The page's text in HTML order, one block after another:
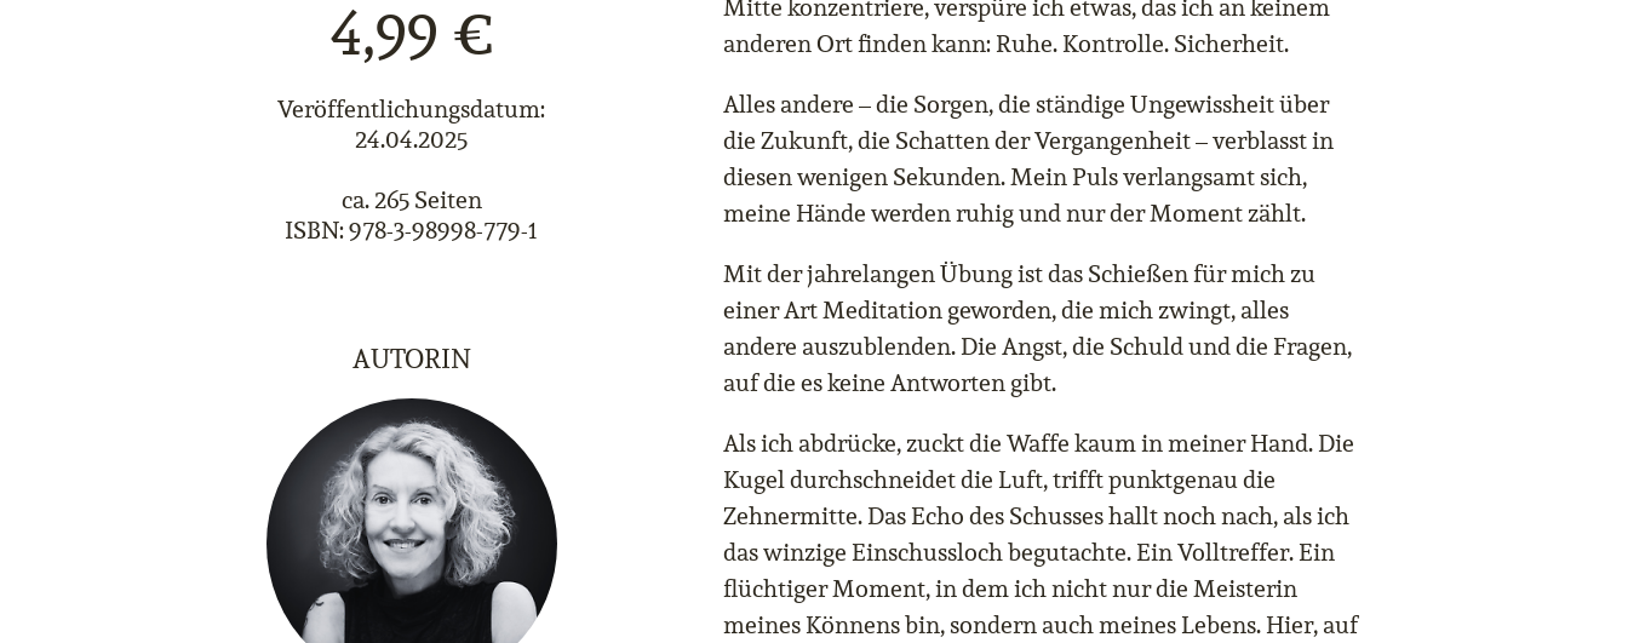
4,99 €
Veröffentlichungsdatum:
24.04.2025
ca. 265 Seiten
ISBN: 978-3-98998-779-1
AUTORIN
Mitte konzentriere, verspüre ich etwas, das ich an keinem
anderen Ort finden kann: Ruhe. Kontrolle. Sicherheit.
Alles andere – die Sorgen, die ständige Ungewissheit über
die Zukunft, die Schatten der Vergangenheit – verblasst in
diesen wenigen Sekunden. Mein Puls verlangsamt sich,
meine Hände werden ruhig und nur der Moment zählt.
Mit der jahrelangen Übung ist das Schießen für mich zu
einer Art Meditation geworden, die mich zwingt, alles
andere auszublenden. Die Angst, die Schuld und die Fragen,
auf die es keine Antworten gibt.
Als ich abdrücke, zuckt die Waffe kaum in meiner Hand. Die
Kugel durchschneidet die Luft, trifft punktgenau die
Zehnermitte. Das Echo des Schusses hallt noch nach, als ich
das winzige Einschussloch begutachte. Ein Volltreffer. Ein
flüchtiger Moment, in dem ich nicht nur die Meisterin
meines Könnens bin, sondern auch meines Lebens. Hier, auf